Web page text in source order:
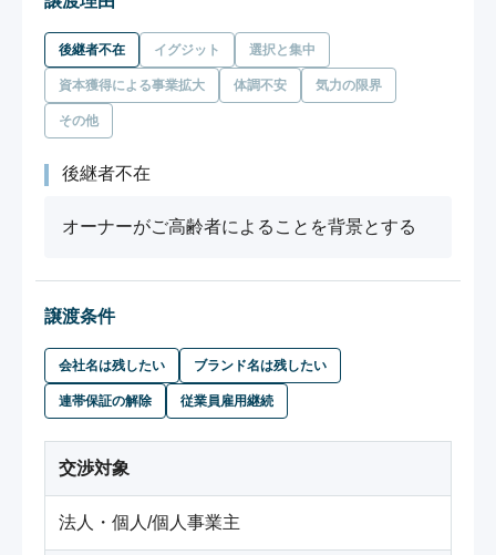
後継者不在 イグジット 選択と集中
資本獲得による事業拡大 体調不安 気力の限界
その他
後継者不在
オーナーがご高齢者によることを背景とする
譲渡条件
会社名は残したい ブランド名は残したい
連帯保証の解除 従業員雇用継続
交渉対象
法人・個人/個人事業主